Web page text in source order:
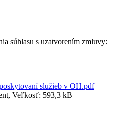
súhlasu s uzatvorením zmluvy:
služieb v OH.pdf
Veľkosť: 593,3 kB